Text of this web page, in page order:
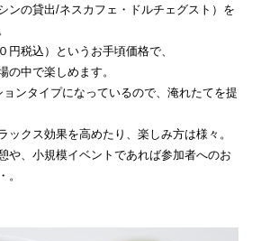
ンの貸出/ネスカフェ・ドルチェグスト）を
円税込）というお手頃価格で、
の中で楽しめます。
ンタイプになっているので、淹れたてを提
ックス効果を高めたり、楽しみ方は様々。
や、小規模イベントであれば参加者へのお
。